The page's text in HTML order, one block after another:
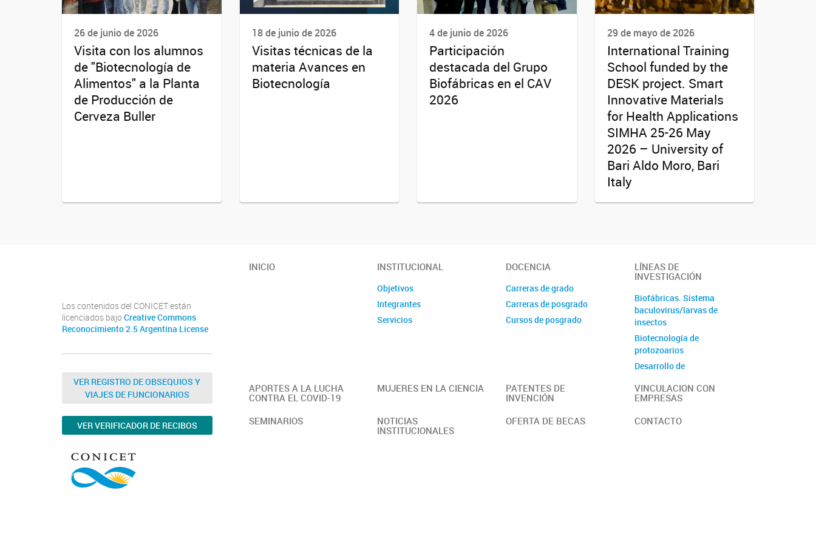
26 de junio de 2026
Visita con los alumnos
de "Biotecnología de
Alimentos" a la Planta
de Producción de
Cerveza Buller
18 de junio de 2026
Visitas técnicas de la
materia Avances en
Biotecnología
4 de junio de 2026
Participación
destacada del Grupo
Biofábricas en el CAV
2026
29 de mayo de 2026
International Training
School funded by the
DESK project. Smart
Innovative Materials
for Health Applications
SIMHA 25-26 May
2026 – University of
Bari Aldo Moro, Bari
Italy
Los contenidos del CONICET están
licenciados bajo Creative Commons
Reconocimiento 2.5 Argentina License
VER REGISTRO DE OBSEQUIOS Y
VIAJES DE FUNCIONARIOS
VER VERIFICADOR DE RECIBOS
INICIO INSTITUCIONAL
Objetivos
Integrantes
Servicios
DOCENCIA
Carreras de grado
Carreras de posgrado
Cursos de posgrado
LÍNEAS DE
INVESTIGACIÓN
Biofábricas. Sistema
baculovirus/larvas de
insectos
Biotecnología de
protozoarios
Desarrollo de
Diversidad Microbiana
ligandos
APORTES A LA LUCHA
CONTRA EL COVID-19
MUJERES EN LA CIENCIA
PATENTES DE
INVENCIÓN
VINCULACION CON
EMPRESAS
SEMINARIOS
NOTICIAS
INSTITUCIONALES
OFERTA DE BECAS CONTACTO